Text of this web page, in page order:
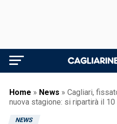
Home » News » Cagliari,
nuova stagione: si ripartirà il 10
NEWS